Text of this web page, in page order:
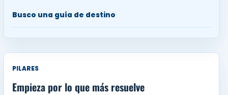
Busco una guía de destino
PILARES
Empieza por lo que más resuelve